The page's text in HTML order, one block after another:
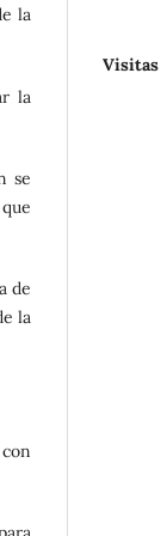
la
la
se
de
la
Visitas